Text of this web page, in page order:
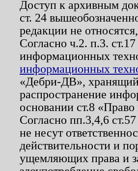
Доступ к архивным
ст. 24
редакции не
Согласно ч.2. п.3.
информационных
информационных
«Дебри-ДВ», хранящий
распространение
основании ст.8
Согласно пп.3,4,6
не несут
действительности и
ущемляющих права и